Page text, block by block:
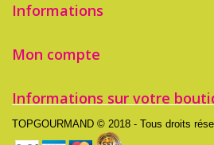
Informations
TOPGOURMAND © 2018 - Tous droits
Mon compte
Informations sur votre